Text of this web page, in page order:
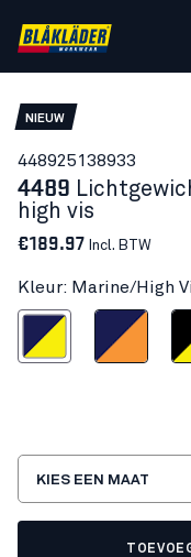
NIEUW
448925138933
4489
high vis
€189.97 Incl. BTW
Kleur: Marine/High
High Vis Geel
Marineblauw/Zwart/
KIES EEN MAAT